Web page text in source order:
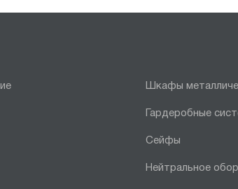
Шкафы
Гардеробные
Сейфы
Нейтральное